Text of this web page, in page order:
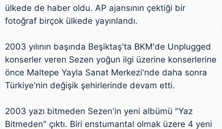
ülkede de haber oldu. AP ajansının çektiği bir
fotoğraf birçok ülkede yayınlandı.
2003 yılının başında Beşiktaş'ta BKM'de Unplugged
konserler veren Sezen yoğun ilgi üzerine konserlerine
önce Maltepe Yayla Sanat Merkezi'nde daha sonra
Türkiye'nin değişik şehirlerinde devam etti.
2003 yazı bitmeden Sezen'in yeni albümü "Yaz
Bitmeden" çıktı. Biri enstumantal olmak üzere 4 yeni